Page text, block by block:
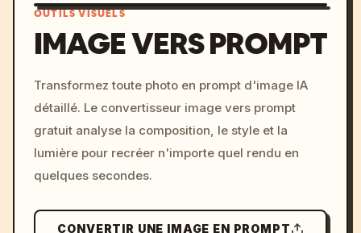
c, cyberpunk sunset, neon
colors, 8k --v 6.0
OUTILS VISUELS
IMAGE VERS PROMPT
Transformez toute photo en prompt d'image IA
détaillé. Le convertisseur image vers prompt
gratuit analyse la composition, le style et la
lumière pour recréer n'importe quel rendu en
quelques secondes.
CONVERTIR UNE IMAGE EN PROMPT